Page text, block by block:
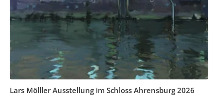
Lars Mölller Ausstellung im Schloss Ahrensburg 2026